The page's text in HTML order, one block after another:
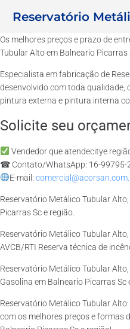
Reservatório
Os melhores preços e prazo de
Tubular Alto em Balneario Picarras
Especialista em fabricação de
desenvolvido com toda qualidade,
pintura externa e pintura interna
Solicite seu
Vendedor que atendecitye
☎ Contato/WhatsApp: 16-99795-
E-mail:
Reservatório Metálico Tubular
Picarras Sc e região.
Reservatório Metálico Tubular
AVCB/RTI Reserva técnica de
Reservatório Metálico Tubular
Gasolina em Balneario Picarras Sc
Reservatório Metálico Tubular
com os melhores preços e formas